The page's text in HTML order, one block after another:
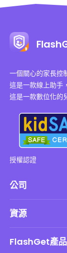
一個關心的家長控
這是一款線上助手
這是一款數位化的
授權認證
公司
DMCA 政策
資源
FlashGet產品